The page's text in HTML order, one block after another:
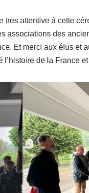
très attentive à cette
associations des
Et merci aux élus et
l’histoire de la France